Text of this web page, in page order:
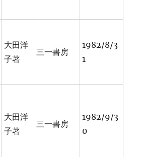
大田洋
子著
三一書房
1982/8/3
1
大田洋
子著
三一書房
1982/9/3
0